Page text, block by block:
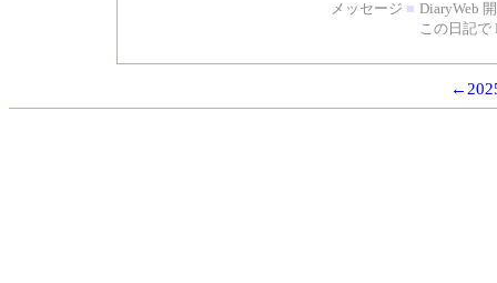
メッセージ ■ DiaryWeb
この日記